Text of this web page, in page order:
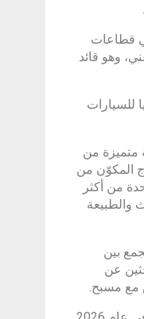
مجموعة أعمال متنوعة تأسست عام 1995، وتعمل في قطاعات
وهو قائد
للسيارات
متميزة من
المكوّن من
من أكثر
والطبيعة
بين
عن
مع مسبح.